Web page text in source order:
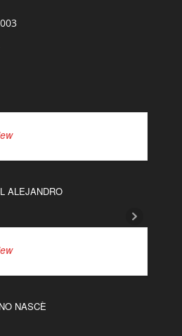
ALEJANDRO
NASCÈ